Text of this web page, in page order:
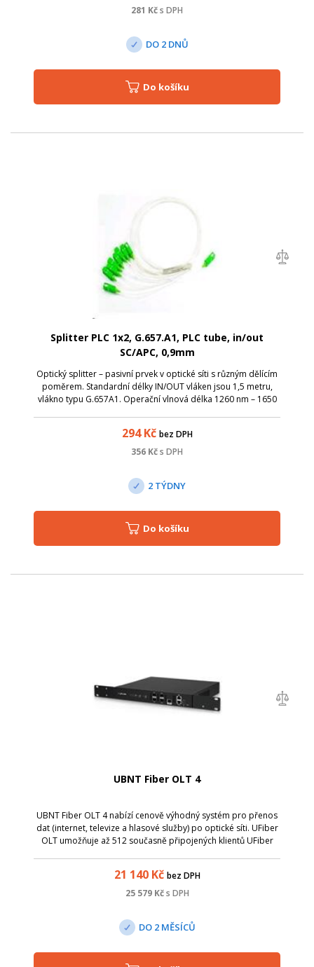
281 Kčs DPH
DO 2 DNŮ
Do košíku
Splitter PLC 1x2, G.657.A1, PLC tube, in/out
SC/APC, 0,9mm
Optický splitter – pasivní prvek v optické síti s různým dělícím
poměrem. Standardní délky IN/OUT vláken jsou 1,5 metru,
vlákno typu G.657A1. Operační vlnová délka 1260 nm – 1650
294Kč bez DPH
356 Kčs DPH
2 TÝDNY
Do košíku
UBNT Fiber OLT 4
UBNT Fiber OLT 4 nabízí cenově výhodný systém pro přenos
dat (internet, televize a hlasové služby) po optické síti. UFiber
OLT umožňuje až 512 současně připojených klientů UFiber
21 140Kč bez DPH
25 579Kč s DPH
DO 2 MĚSÍCŮ